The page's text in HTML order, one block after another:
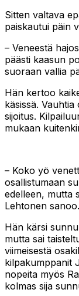
Sitten valtava
paiskautui päin
­– Veneestä
päästi kaasun
suoraan vallia
Hän kertoo
käsissä.
sijoitus.
mukaan
– Koko yö
osallistumaan
edelleen, mutta
Lehtonen sanoo.
Hän kärsi
mutta sai
viimeisestä
kilpakumppanit
nopeita myös
kolmas sija